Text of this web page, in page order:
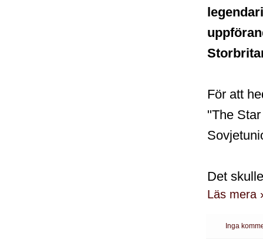
För att
"The
Det
Läs mera
Inga